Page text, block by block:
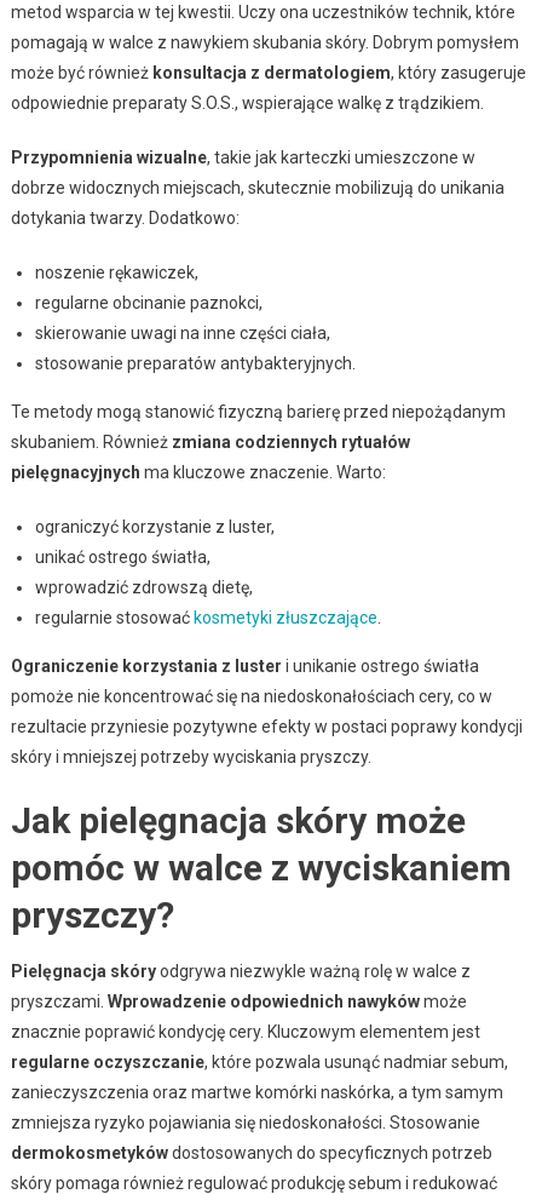
metod wsparcia w tej kwestii. Uczy ona uczestników technik, które
pomagają w walce z nawykiem skubania skóry. Dobrym pomysłem
może być również konsultacja z dermatologiem, który zasugeruje
odpowiednie preparaty S.O.S., wspierające walkę z trądzikiem.
Przypomnienia wizualne, takie jak karteczki umieszczone w
dobrze widocznych miejscach, skutecznie mobilizują do unikania
dotykania twarzy. Dodatkowo:
noszenie rękawiczek,
regularne obcinanie paznokci,
skierowanie uwagi na inne części ciała,
stosowanie preparatów antybakteryjnych.
Te metody mogą stanowić fizyczną barierę przed niepożądanym
skubaniem. Również zmiana codziennych rytuałów
pielęgnacyjnych ma kluczowe znaczenie. Warto:
ograniczyć korzystanie z luster,
unikać ostrego światła,
wprowadzić zdrowszą dietę,
regularnie stosować kosmetyki złuszczające
Ograniczenie korzystania z luster i unikanie ostrego światła
pomoże nie koncentrować się na niedoskonałościach cery, co w
rezultacie przyniesie pozytywne efekty w postaci poprawy kondycji
skóry i mniejszej potrzeby wyciskania pryszczy.
Jak pielęgnacja skóry może
pomóc w walce z wyciskaniem
pryszczy?
Pielęgnacja skóryodgrywa niezwykle ważną rolę w walce z
pryszczami. Wprowadzenie odpowiednich nawykówmoże
znacznie poprawić kondycję cery. Kluczowym elementem jest
regularne oczyszczanie, które pozwala usunąć nadmiar sebum,
zanieczyszczenia oraz martwe komórki naskórka, a tym samym
zmniejsza ryzyko pojawiania się niedoskonałości. Stosowanie
dermokosmetykówdostosowanych do specyficznych potrzeb
skóry pomaga również regulować produkcję sebum i redukować